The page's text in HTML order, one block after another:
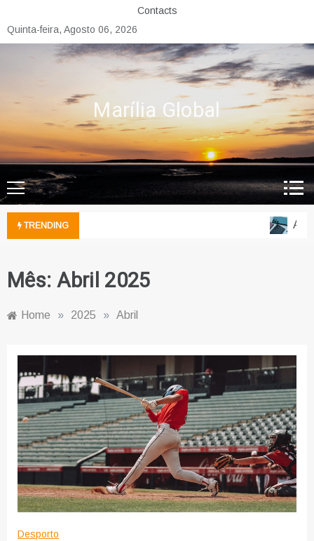
to
content
Contacts
Quinta-feira, Agosto 06, 2026
Marília Global
TRENDING A
Mês: Abril 2025
Home » 2025 » Abril
Desporto